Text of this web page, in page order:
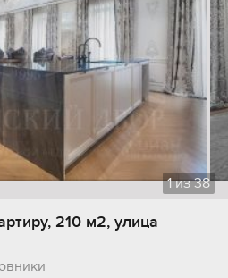
1из38
210 м2, улица